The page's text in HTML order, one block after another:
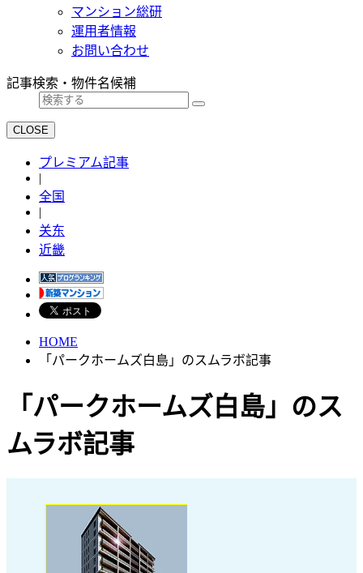
マンション総研
運用者情報
お問い合わせ
記事検索・物件名候補
CLOSE
プレミアム記事
|
全国
|
关东
近畿
HOME
「パークホームズ白島」のスムラボ記事
「パークホームズ白島」のス
ムラボ記事